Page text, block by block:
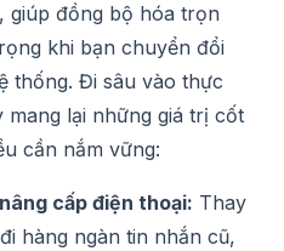
giúp đồng bộ hóa trọn
khi bạn chuyển đổi
thống. Đi sâu vào thực
lại những giá trị cốt
cần nắm vững:
cấp điện thoại: Thay
hàng ngàn tin nhắn cũ,